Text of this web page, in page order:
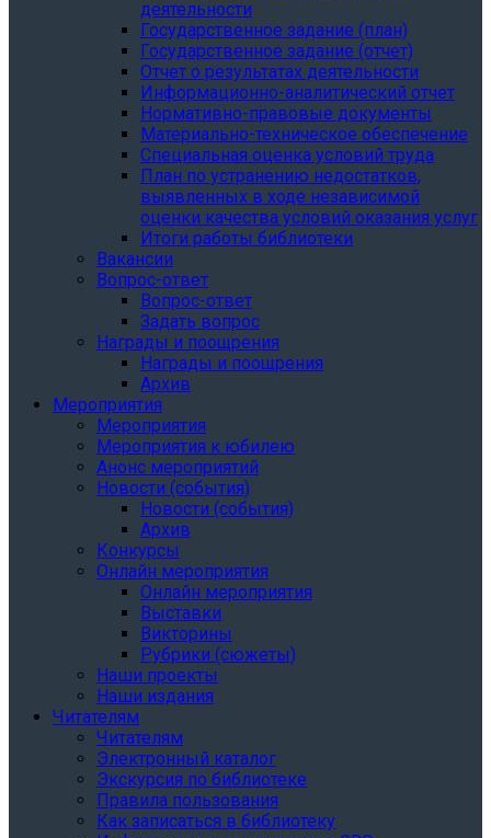
деятельности
Государственное задание (план)
Государственное задание (отчет)
Отчет о результатах деятельности
Информационно-аналитический отчет
Нормативно-правовые документы
Материально-техническое обеспечение
Специальная оценка условий труда
План по устранению недостатков,
выявленных в ходе независимой
оценки качества условий оказания услуг
Итоги работы библиотеки
Вакансии
Вопрос-ответ
Вопрос-ответ
Задать вопрос
Награды и поощрения
Награды и поощрения
Архив
Мероприятия
Мероприятия
Мероприятия к юбилею
Анонс мероприятий
Новости (события)
Новости (события)
Архив
Конкурсы
Онлайн мероприятия
Онлайн мероприятия
Выставки
Викторины
Рубрики (сюжеты)
Наши проекты
Наши издания
Читателям
Читателям
Электронный каталог
Экскурсия по библиотеке
Правила пользования
Как записаться в библиотеку